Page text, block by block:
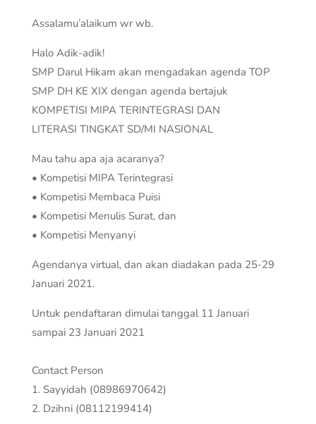
Assalamu’alaikum wr wb.
Halo Adik-adik!
SMP Darul Hikam akan mengadakan agenda TOP
SMP DH KE XIX dengan agenda bertajuk
KOMPETISI MIPA TERINTEGRASI DAN
LITERASI TINGKAT SD/MI NASIONAL
Mau tahu apa aja acaranya?
• Kompetisi MIPA Terintegrasi
• Kompetisi Membaca Puisi
• Kompetisi Menulis Surat, dan
• Kompetisi Menyanyi
Agendanya virtual, dan akan diadakan pada 25-29
Januari 2021.
Untuk pendaftaran dimulai tanggal 11 Januari
sampai 23 Januari 2021
Contact Person
1. Sayyidah (08986970642)
2. Dzihni (08112199414)